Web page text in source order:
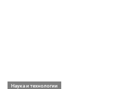
Наука и технологии